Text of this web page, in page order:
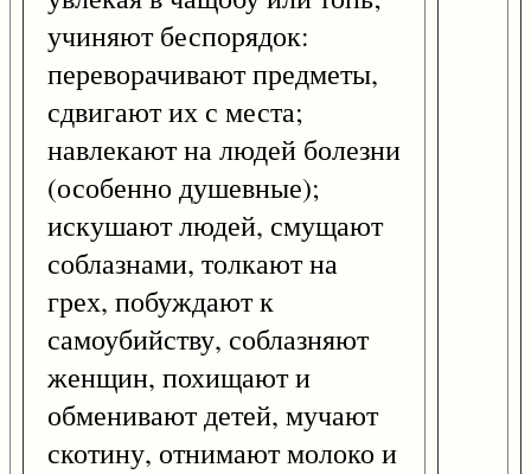
учиняют беспорядок:
переворачивают предметы,
сдвигают их с места;
навлекают на людей болезни
(особенно душевные);
искушают людей, смущают
соблазнами, толкают на
грех, побуждают к
самоубийству, соблазняют
женщин, похищают и
обменивают детей, мучают
скотину, отнимают молоко и